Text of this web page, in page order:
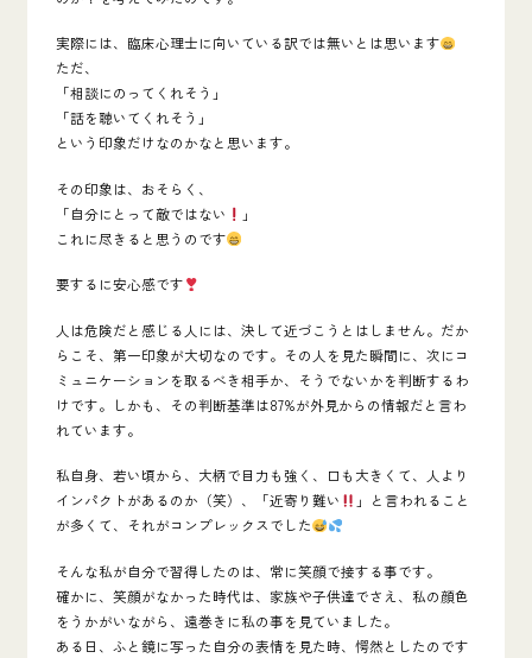
実際には、臨床心理士に向いている訳では無いとは思います
ただ、
「相談にのってくれそう」
「話を聴いてくれそう」
という印象だけなのかなと思います。
その印象は、おそらく、
「自分にとって敵ではない
」
これに尽きると思うのです
要するに安心感です
人は危険だと感じる人には、決して近づこうとはしません。 だか
らこそ、第一印象が大切なのです。その人を見た瞬間に、次にコ
ミュニケーションを取るべき相手か、そうでないかを判断するわ
けです。しかも、その判断基準は87%が外見からの情報だと言わ
れています。
私自身、若い頃から、大柄で目力も強く、口も大きくて、人より
インパクトがあるのか（笑）、「近寄り難い
」と言われること
が多くて、それがコンプレックスでした
そんな私が自分で習得したのは、 常に笑顔で接する事です。
確かに、 笑顔がなかった時代は、家族や子供達でさえ、私の顔色
をうかがいながら、遠巻きに私の事を見ていました。
ある日、ふと鏡に写った自分の表情を見た時、愕然としたのです